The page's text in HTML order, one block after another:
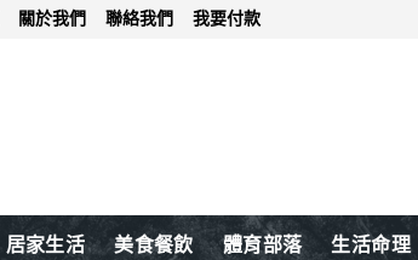
關於我們 聯絡我們 我要付款
居家生活 美食餐飲 體育部落 生活命理